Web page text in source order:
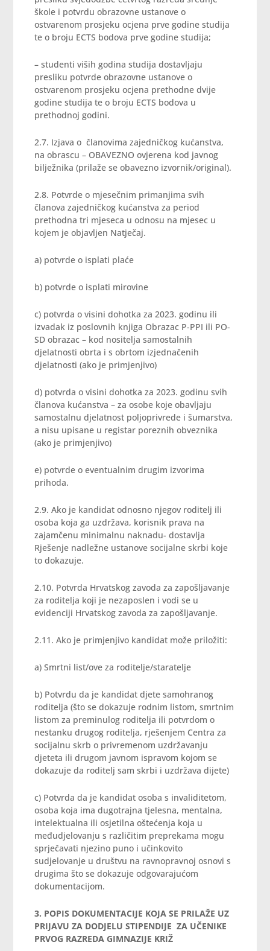
škole i potvrdu obrazovne ustanove o
ostvarenom prosjeku ocjena prve godine studija
te o broju ECTS bodova prve godine studija;
– studenti viših godina studija dostavljaju
presliku potvrde obrazovne ustanove o
ostvarenom prosjeku ocjena prethodne dvije
godine studija te o broju ECTS bodova u
prethodnoj godini.
2.7. Izjava o članovima zajedničkog kućanstva,
na obrascu – OBAVEZNO ovjerena kod javnog
bilježnika (prilaže se obavezno izvornik/original).
2.8. Potvrde o mjesečnim primanjima svih
članova zajedničkog kućanstva za period
prethodna tri mjeseca u odnosu na mjesec u
kojem je objavljen Natječaj.
a) potvrde o isplati plaće
b) potvrde o isplati mirovine
c) potvrda o visini dohotka za 2023. godinu ili
izvadak iz poslovnih knjiga Obrazac P-PPI ili PO-
SD obrazac – kod nositelja samostalnih
djelatnosti obrta i s obrtom izjednačenih
djelatnosti (ako je primjenjivo)
d) potvrda o visini dohotka za 2023. godinu svih
članova kućanstva – za osobe koje obavljaju
samostalnu djelatnost poljoprivrede i šumarstva,
a nisu upisane u registar poreznih obveznika
(ako je primjenjivo)
e) potvrde o eventualnim drugim izvorima
prihoda.
2.9. Ako je kandidat odnosno njegov roditelj ili
osoba koja ga uzdržava, korisnik prava na
zajamčenu minimalnu naknadu- dostavlja
Rješenje nadležne ustanove socijalne skrbi koje
to dokazuje.
2.10. Potvrda Hrvatskog zavoda za zapošljavanje
za roditelja koji je nezaposlen i vodi se u
evidenciji Hrvatskog zavoda za zapošljavanje.
2.11. Ako je primjenjivo kandidat može priložiti:
a) Smrtni list/ove za roditelje/staratelje
b) Potvrdu da je kandidat djete samohranog
roditelja (što se dokazuje rodnim listom, smrtnim
listom za preminulog roditelja ili potvrdom o
nestanku drugog roditelja, rješenjem Centra za
socijalnu skrb o privremenom uzdržavanju
djeteta ili drugom javnom ispravom kojom se
dokazuje da roditelj sam skrbi i uzdržava dijete)
c) Potvrda da je kandidat osoba s invaliditetom,
osoba koja ima dugotrajna tjelesna, mentalna,
intelektualna ili osjetilna oštećenja koja u
međudjelovanju s različitim preprekama mogu
sprječavati njezino puno i učinkovito
sudjelovanje u društvu na ravnopravnoj osnovi s
drugima što se dokazuje odgovarajućom
dokumentacijom.
3. POPIS DOKUMENTACIJE KOJA SE PRILAŽE UZ
PRIJAVU ZA DODJELU STIPENDIJE ZA UČENIKE
PRVOG RAZREDA GIMNAZIJE KRIŽ